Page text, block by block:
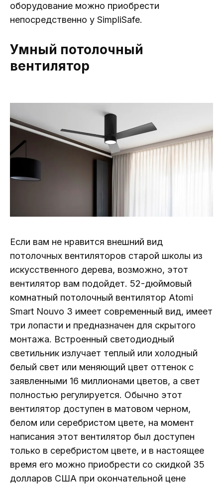
оборудование можно приобрести
непосредственно у SimpliSafe.
Умный потолочный
вентилятор
Если вам не нравится внешний вид
потолочных вентиляторов старой школы из
искусственного дерева, возможно, этот
вентилятор вам подойдет. 52-дюймовый
комнатный потолочный вентилятор Atomi
Smart Nouvo 3 имеет современный вид, имеет
три лопасти и предназначен для скрытого
монтажа. Встроенный светодиодный
светильник излучает теплый или холодный
белый свет или меняющий цвет оттенок с
заявленными 16 миллионами цветов, а свет
полностью регулируется. Обычно этот
вентилятор доступен в матовом черном,
белом или серебристом цвете, на момент
написания этот вентилятор был доступен
только в серебристом цвете, и в настоящее
время его можно приобрести со скидкой 35
долларов США при окончательной цене